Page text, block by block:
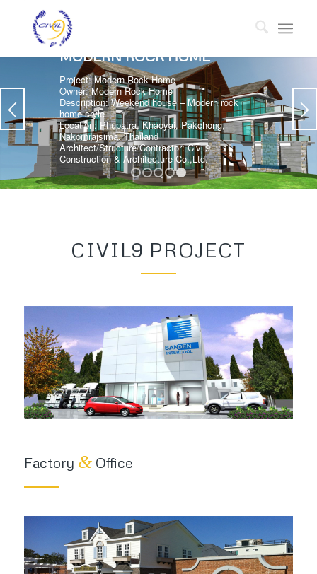
MODERN ROCK HOME
Project: Modern Rock Home
Owner: Modern Rock Home
Description: Weekend house – Modern rock
home sryle
Location: Phupatra, Khaoyai, Pakchong,
Nakornrajsima, Thailand
Architect/Structure/Contractor: Civil9
Construction & Architecture Co.,Ltd.
1 2 3 4 5
CIVIL9 PROJECT
Factory &Office